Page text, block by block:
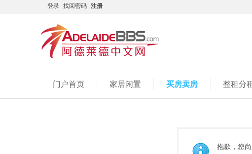
登录 找回密码 注册
门户首页 家居闲置 买房卖房 整租分
抱歉，您